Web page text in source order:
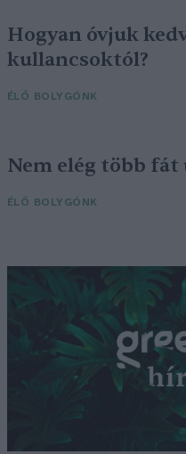
Hogyan óvjuk
kullancsoktól?
ÉLŐ BOLYGÓNK
Nem elég több
ÉLŐ BOLYGÓNK